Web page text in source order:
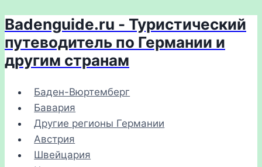
Перейти
к
содержимому
Badenguide.ru - Туристический
путеводитель по Германии и
другим странам
Баден-Вюртемберг
Бавария
Другие регионы Германии
Австрия
Швейцария